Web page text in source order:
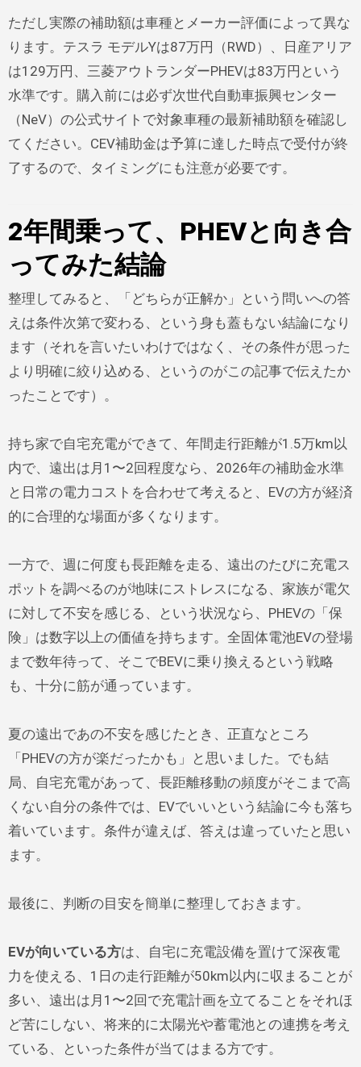
ただし実際の補助額は車種とメーカー評価によって異な
ります。テスラ モデルYは87万円（RWD）、日産アリア
は129万円、三菱アウトランダーPHEVは83万円という
水準です。購入前には必ず次世代自動車振興センター
（NeV）の公式サイトで対象車種の最新補助額を確認し
てください。CEV補助金は予算に達した時点で受付が終
了するので、タイミングにも注意が必要です。
2年間乗って、PHEVと向き合
ってみた結論
整理してみると、「どちらが正解か」という問いへの答
えは条件次第で変わる、という身も蓋もない結論になり
ます（それを言いたいわけではなく、その条件が思った
より明確に絞り込める、というのがこの記事で伝えたか
ったことです）。
持ち家で自宅充電ができて、年間走行距離が1.5万km以
内で、遠出は月1〜2回程度なら、2026年の補助金水準
と日常の電力コストを合わせて考えると、EVの方が経済
的に合理的な場面が多くなります。
一方で、週に何度も長距離を走る、遠出のたびに充電ス
ポットを調べるのが地味にストレスになる、家族が電欠
に対して不安を感じる、という状況なら、PHEVの「保
険」は数字以上の価値を持ちます。全固体電池EVの登場
まで数年待って、そこでBEVに乗り換えるという戦略
も、十分に筋が通っています。
夏の遠出であの不安を感じたとき、正直なところ
「PHEVの方が楽だったかも」と思いました。でも結
局、自宅充電があって、長距離移動の頻度がそこまで高
くない自分の条件では、EVでいいという結論に今も落ち
着いています。条件が違えば、答えは違っていたと思い
ます。
最後に、判断の目安を簡単に整理しておきます。
EVが向いている方は、自宅に充電設備を置けて深夜電
力を使える、1日の走行距離が50km以内に収まることが
多い、遠出は月1〜2回で充電計画を立てることをそれほ
ど苦にしない、将来的に太陽光や蓄電池との連携を考え
ている、といった条件が当てはまる方です。